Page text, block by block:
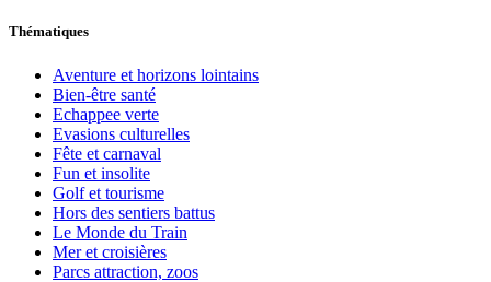
Thématiques
Aventure et horizons lointains
Bien-être santé
Echappee verte
Evasions culturelles
Fête et carnaval
Fun et insolite
Golf et tourisme
Hors des sentiers battus
Le Monde du Train
Mer et croisières
Parcs attraction, zoos